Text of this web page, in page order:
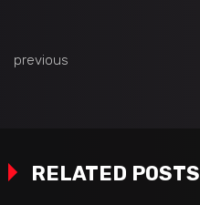
previous
RELATED POSTS